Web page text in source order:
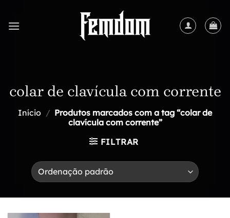
content
colar de clavícula com corrente
Início / Produtos marcados com a tag “colar de
clavícula com corrente”
FILTRAR